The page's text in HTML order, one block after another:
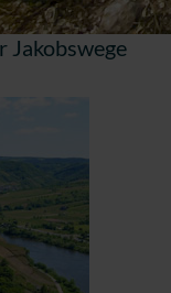
Jakobswege